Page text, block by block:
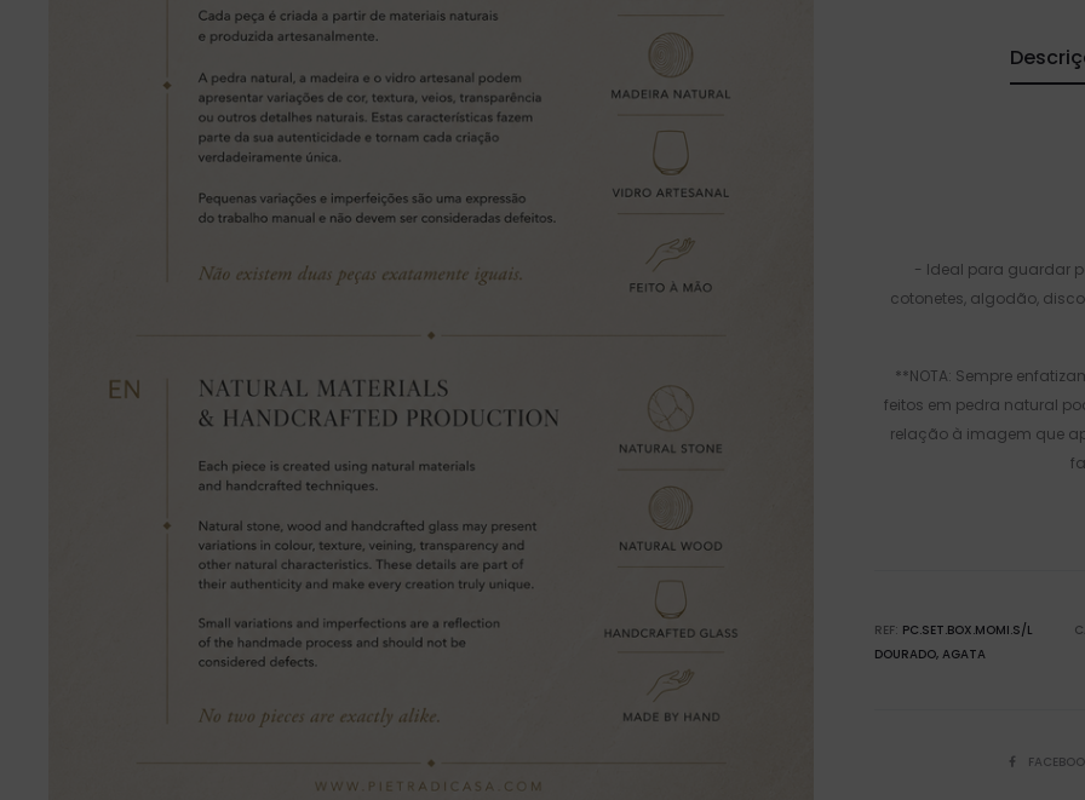
- Ideal para guardar
cotonetes, algodão,
**NOTA: Sempre
feitos em pedra natural
relação à imagem que
REF: PC.SET.BOX.MOMI.S/L
DOURADO AGATA